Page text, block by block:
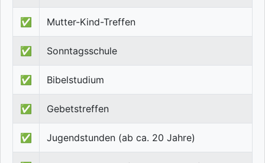
✅ Mutter-Kind-Treffen
✅ Sonntagsschule
✅ Bibelstudium
✅ Gebetstreffen
✅ Jugendstunden (ab ca. 20 Jahre)